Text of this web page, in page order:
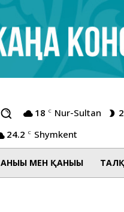
18 C Nur-Sultan
24.2 C Shymkent
АНЫҒЫ МЕН ҚАНЫҒЫ